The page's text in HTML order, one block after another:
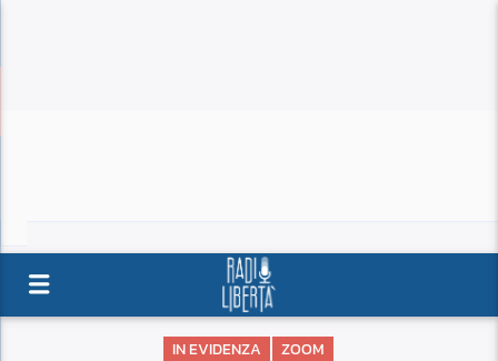
IN EVIDENZA ZOOM